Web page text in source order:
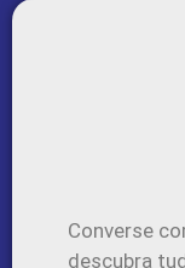
Converse
descubra